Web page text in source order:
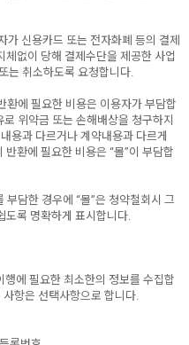
가 신용카드 또는 전자화폐 등의 결제
없이 당해 결제수단을 제공한 사업
는 취소하도록 요청합니다.
에 필요한 비용은 이용자가 부담합
위약금 또는 손해배상을 청구하지
용과 다르거나 계약내용과 다르게
환에 필요한 비용은 “몰”이 부담합
담한 경우에 “몰”은 청약철회시 그
도록 명확하게 표시합니다.
에 필요한 최소한의 정보를 수집합
항은 선택사항으로 합니다.